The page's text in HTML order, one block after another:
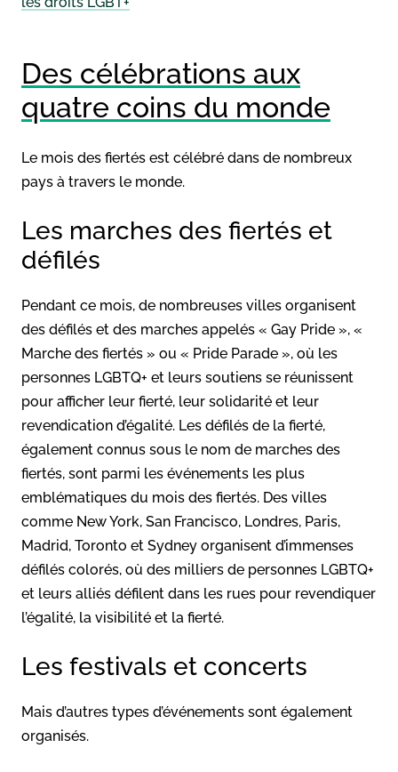
Des célébrations aux
quatre coins du monde
Le mois des fiertés est célébré dans de nombreux
pays à travers le monde.
Les marches des fiertés et
défilés
Pendant ce mois, de nombreuses villes organisent
des défilés et des marches appelés « Gay Pride », «
Marche des fiertés » ou « Pride Parade », où les
personnes LGBTQ+ et leurs soutiens se réunissent
pour afficher leur fierté, leur solidarité et leur
revendication d’égalité. Les défilés de la fierté,
également connus sous le nom de marches des
fiertés, sont parmi les événements les plus
emblématiques du mois des fiertés. Des villes
comme New York, San Francisco, Londres, Paris,
Madrid, Toronto et Sydney organisent d’immenses
défilés colorés, où des milliers de personnes LGBTQ+
et leurs alliés défilent dans les rues pour revendiquer
l’égalité, la visibilité et la fierté.
Les festivals et concerts
Mais d’autres types d’événements sont également
organisés.